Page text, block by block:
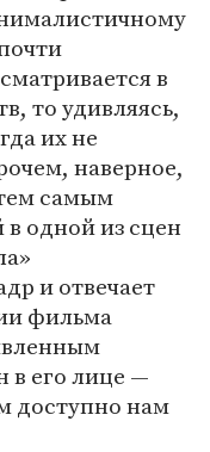
в
то удивляясь,
их не
наверное,
самым
одной из сцен
и отвечает
фильма
в его лице —
доступно нам